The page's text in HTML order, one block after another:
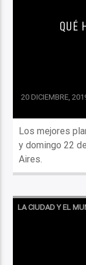
QUÉ
20 DICIEMBRE,
Los mejores
y domingo 22
Aires.
LA CIUDAD Y EL